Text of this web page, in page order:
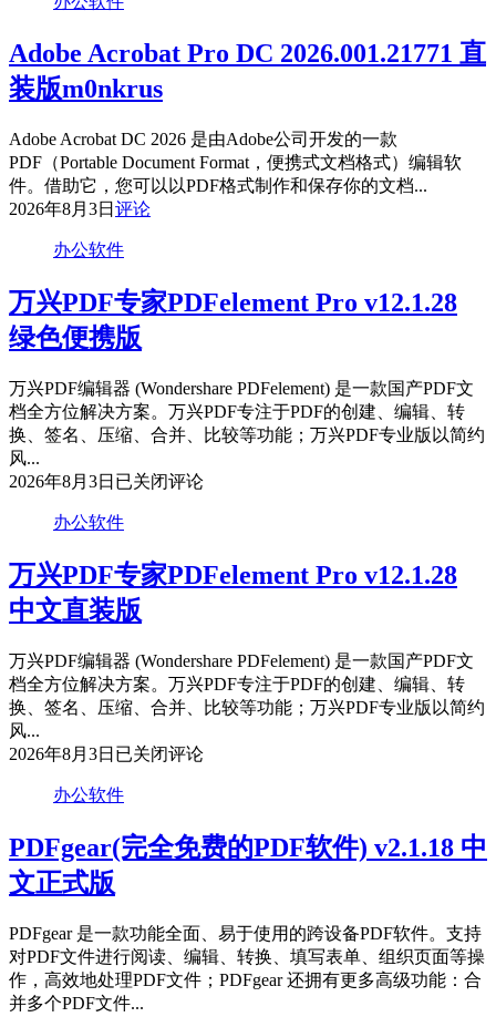
Adobe Acrobat Pro DC 2026.001.21771 直
装版m0nkrus
Adobe Acrobat DC 2026 是由Adobe公司开发的一款
PDF（Portable Document Format，便携式文档格式）编辑软
件。借助它，您可以以PDF格式制作和保存你的文档...
2026年8月3日 评论
办公软件
万兴PDF专家PDFelement Pro v12.1.28
绿色便携版
万兴PDF编辑器 (Wondershare PDFelement) 是一款国产PDF文
档全方位解决方案。万兴PDF专注于PDF的创建、编辑、转
换、签名、压缩、合并、比较等功能；万兴PDF专业版以简约
风...
2026年8月3日 万
PDF
家
PDFelement
Pro
绿
色
便
版
已关闭评论
办公软件
万兴PDF专家PDFelement Pro v12.1.28
中文直装版
万兴PDF编辑器 (Wondershare PDFelement) 是一款国产PDF文
档全方位解决方案。万兴PDF专注于PDF的创建、编辑、转
换、签名、压缩、合并、比较等功能；万兴PDF专业版以简约
风...
2026年8月3日 万
PDF
家
PDFelement
中
文
直
装
已关闭评论
办公软件
PDFgear(完全免费的PDF软件) v2.1.18 中
文正式版
PDFgear 是一款功能全面、易于使用的跨设备PDF软件。支持
对PDF文件进行阅读、编辑、转换、填写表单、组织页面等操
作，高效地处理PDF文件；PDFgear 还拥有更多高级功能：合
并多个PDF文件...